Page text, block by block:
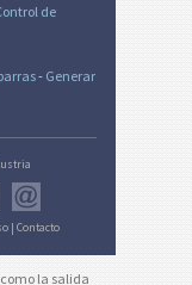
de
- Generar
| Contacto
la salida